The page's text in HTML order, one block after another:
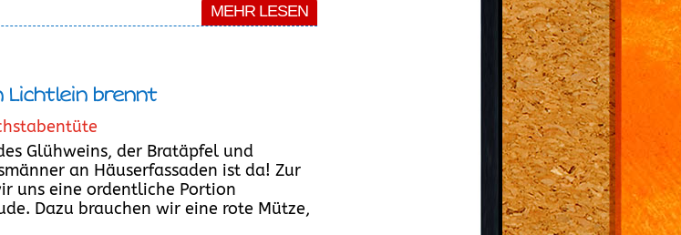
MEHR LESEN
Lichtlein brennt
Glühweins, der Bratäpfel und
an Häuserfassaden ist da! Zur
uns eine ordentliche Portion
Dazu brauchen wir eine rote Mütze,